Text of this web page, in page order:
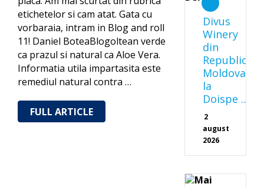
etichetelor si cam atat. Gata cu
vorbaraia, intram in Blog and roll
11! Daniel BoteaBlogoltean verde
ca prazul si natural ca Aloe Vera.
Informatia utila impartasita este
remediul natural contra …
FULL ARTICLE
Divus
Winery
din
Republica
Moldova
la
Doispe …
2
august
2026